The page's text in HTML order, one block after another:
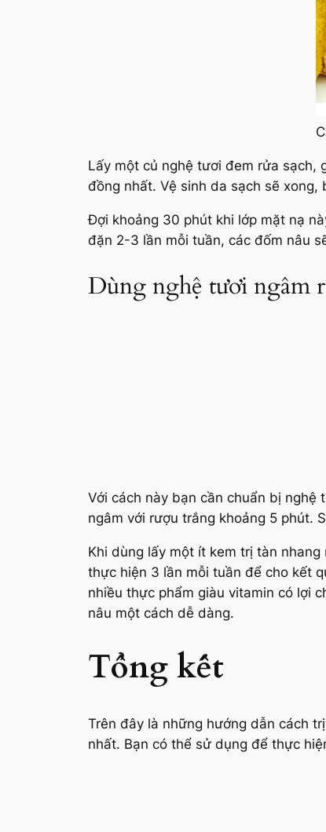
Lấy một củ nghệ tươi đem rửa sạch,
đồng nhất. Vệ sinh da sạch sẽ
Đợi khoảng 30 phút khi lớp mặt nạ
đặn 2-3 lần mỗi tuần, các đốm nâu
Dùng nghệ tươi ngâm
Với cách này bạn cần chuẩn bị
ngâm với rượu trắng khoảng 5 phút.
Khi dùng lấy một ít kem trị tàn
thực hiện 3 lần mỗi tuần để cho kết
nhiều thực phẩm giàu vitamin có lợi
nâu một cách dễ dàng.
Tổng kết
Trên đây là những hướng dẫn cách
nhất. Bạn có thể sử dụng để thực